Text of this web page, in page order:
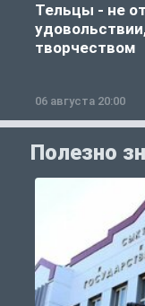
Тельцы - не
творчеством
06 августа 20:00
Полезно